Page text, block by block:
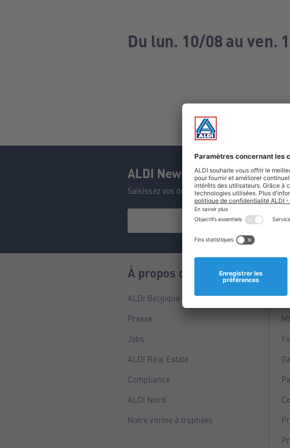
Du lun. 10/08 au ven.
ALDI Newsletter
Saisissez vos données et ne manquez
À propos de nous
ALDI Belgique
Presse
Jobs
ALDI Real Estate
Compliance
ALDI Nord
Notre vitrine à trophées